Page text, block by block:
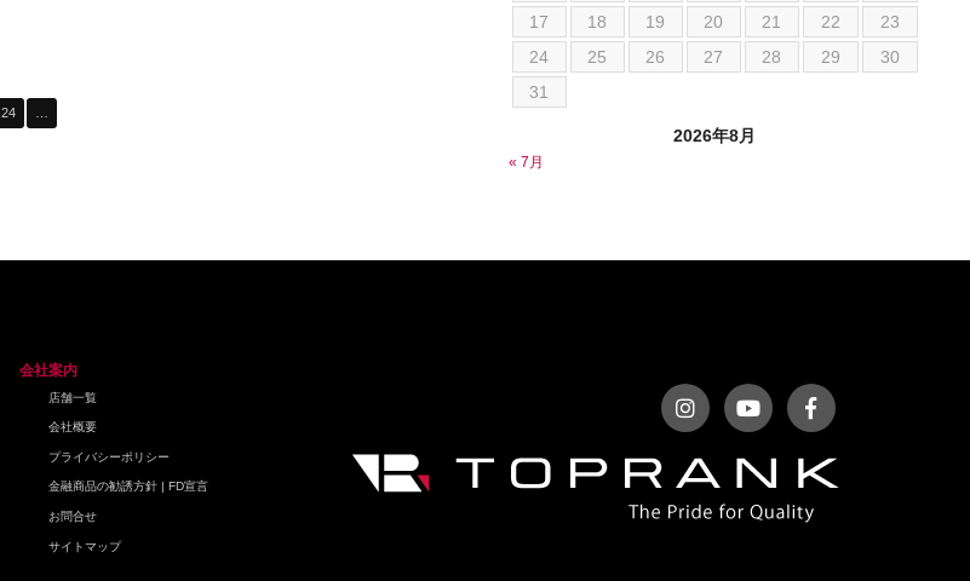
24
石川 成一郎
粟飯原 卓也
荒居 力哉
菊池 大誠
スズキ
スバル
ダッジ
トヨタ
マクラーレン
2026年8月
17
18 19 20 21 22
23
24
25 26 27 28 29
30
31
« 7月
会社案内
店舗一覧
会社概要
プライバシーポリシー
金融商品の勧誘方針 | FD宣言
お問合せ
サイトマップ